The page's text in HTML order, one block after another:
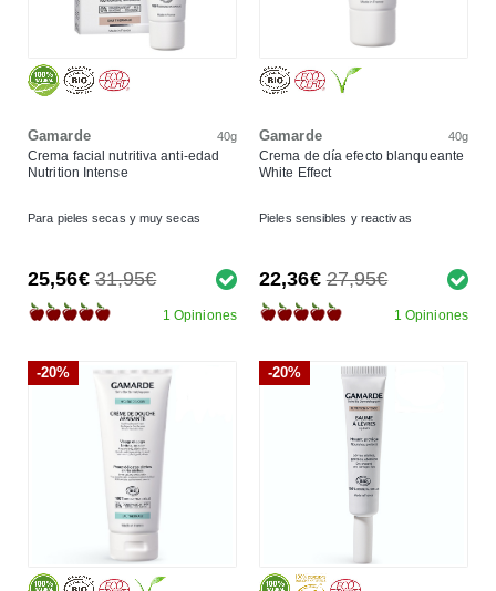
Gamarde 40g
Crema facial nutritiva anti-edad
Nutrition Intense
Para pieles secas y muy secas
25,56€ 31,95€
1 Opiniones
Gamarde 40g
Crema de día efecto blanqueante
White Effect
Pieles sensibles y reactivas
22,36€ 27,95€
1 Opiniones
-20% -20%